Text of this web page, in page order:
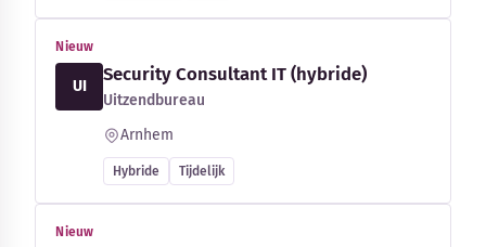
Nieuw
UI
Security Consultant IT (hybride)
Uitzendbureau
Arnhem
Hybride Tijdelijk
Nieuw